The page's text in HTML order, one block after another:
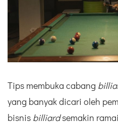
Tips membuka cabang
yang banyak dicari oleh
bisnis billiardsemakin